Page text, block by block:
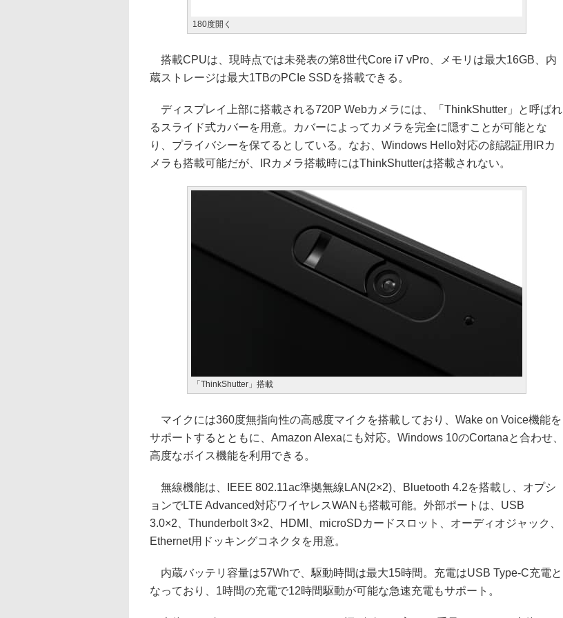
180度開く
搭載CPUは、現時点では未発表の第8世代Core i7 vPro、メモリは最大16GB、内
蔵ストレージは最大1TBのPCIe SSDを搭載できる。
ディスプレイ上部に搭載される720P Webカメラには、「ThinkShutter」と呼ばれ
るスライド式カバーを用意。カバーによってカメラを完全に隠すことが可能とな
り、プライバシーを保てるとしている。なお、Windows Hello対応の顔認証用IRカ
メラも搭載可能だが、IRカメラ搭載時にはThinkShutterは搭載されない。
「ThinkShutter」搭載
マイクには360度無指向性の高感度マイクを搭載しており、Wake on Voice機能を
サポートするとともに、Amazon Alexaにも対応。Windows 10のCortanaと合わせ、
高度なボイス機能を利用できる。
無線機能は、IEEE 802.11ac準拠無線LAN(2×2)、Bluetooth 4.2を搭載し、オプシ
ョンでLTE Advanced対応ワイヤレスWANも搭載可能。外部ポートは、USB
3.0×2、Thunderbolt 3×2、HDMI、microSDカードスロット、オーディオジャック、
Ethernet用ドッキングコネクタを用意。
内蔵バッテリ容量は57Whで、駆動時間は最大15時間。充電はUSB Type-C充電と
なっており、1時間の充電で12時間駆動が可能な急速充電もサポート。